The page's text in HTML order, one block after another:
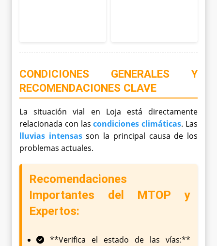
CONDICIONES GENERALES Y
RECOMENDACIONES CLAVE
La situación vial en Loja está directamente
relacionada con lascondiciones climáticas. Las
lluvias intensasson la principal causa de los
problemas actuales.
Recomendaciones
Importantes del MTOP y
Expertos:
**Verifica el estado de las vías:**